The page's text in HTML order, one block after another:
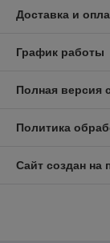
Доставка и
График работы
Полная версия
Политика
Сайт создан на